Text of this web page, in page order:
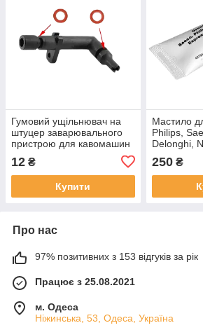
Гумовий ущільнювач на
штуцер заварювального
пристрою для кавомашин
Siemens
12 ₴
Купити
Мастило
Philips,
Delonghi,
харчовий
250₴
Про нас
97% позитивних з 153 відгуків за рік
Працює з 25.08.2021
м. Одеса
Ніжинська, 53, Одеса, Україна